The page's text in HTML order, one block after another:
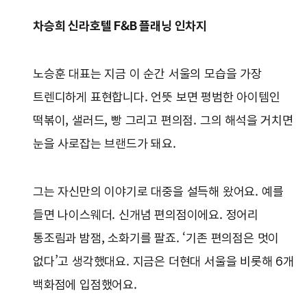
차승희 신라호텔 F&B 플래닝 인차지
노승훈 대표는 지금 이 순간 서울의 모습을 가장
트렌디하게 표현합니다. 언뜻 보면 평범한 아이템인
떡볶이, 샐러드, 빵 그리고 편의점. 그의 해석을 거치면
눈을 사로잡는 브랜드가 돼요.
그는 자신만의 이야기로 대중을 설득해 왔어요. 예를
들면 나이스웨더. 신개념 편의점이에요. 정어리
통조림과 밤잼, 소화기를 팔죠. ‘기존 편의점은 멋이
없다’고 생각했대요. 지금은 더현대 서울을 비롯해 6개
백화점에 입점했어요.